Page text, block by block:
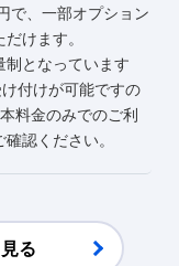
で、一部オプション
けます。
制となっています
付けが可能ですの
料金のみでのご利
確認ください。
る